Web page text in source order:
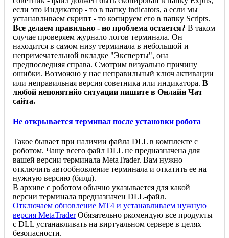
если это Индикатор - то в папку indicators, а если мы
устанавливаем скрипт - то копируем его в папку Scripts.
Все делаем правильно - но проблема остается? В таком
случае проверяем журнало логов терминала. Он
находится в самом низу терминала в небольшой и
непримечательной вкладке "Эксперты", она
предпоследняя справа. Смотрим визуально причину
ошибки. Возможно у нас неправильный ключ активации
или неправильная версия советника или индикатора. В
любой непонятнйо ситуации пишите в Онлайн Чат
сайта.
Не открывается терминал после установки робота
Такое бывает при наличии файла DLL в комплекте с
роботом. Чаще всего файл DLL не предназначена для
вашей версии терминала MetaTrader. Вам нужно
отключить автообновление терминала и откатить ее на
нужную версию (билд).
В архиве с роботом обычно указывается для какой
версии терминала предназначен DLL-файл.
Отключаем обновление MT4 и устанавливаем нужную
версия MetaTraderОбязательно ркомендую все продукты
с DLL устанавливать на виртуальном сервере в целях
безопасности.